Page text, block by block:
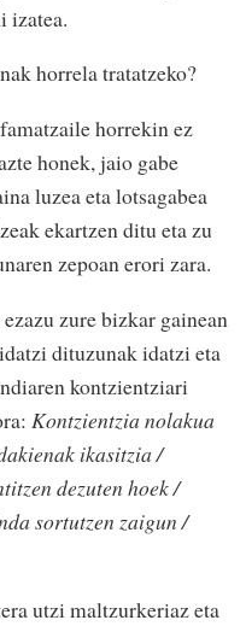
izatea.
horrela tratatzeko?
horrekin ez
honek, jaio gabe
luzea eta lotsagabea
ekartzen ditu eta zu
zepoan erori zara.
zure bizkar gainean
dituzunak idatzi eta
kontzientziari
Kontzientzia nolakua
ikasitzia /
dezuten hoek /
sortutzen zaigun /
utzi maltzurkeriaz eta